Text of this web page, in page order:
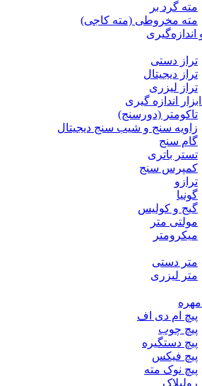
مته گرد بر
مته مخروطی (مته کاجی)
اندازه‌گیری
تراز دستی
تراز دیجیتال
تراز لیزری
اندازه گیری
تاکومتر (دورسنج)
زاویه سنج و شیب سنج دیجیتال
گام سنج
تستر باتری
کمپرس سنج
ترازو
گونیا
گیج و کولیس
مولتی متر
میکرومتر
متر دستی
متر لیزری
مهره
پیچ ام دی اف
پیچ چوب
پیچ دستگیره
پیچ فیکس
پیچ نوک مته
رولپلاک